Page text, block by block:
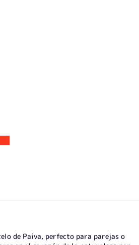
de Paiva, perfecto para parejas o